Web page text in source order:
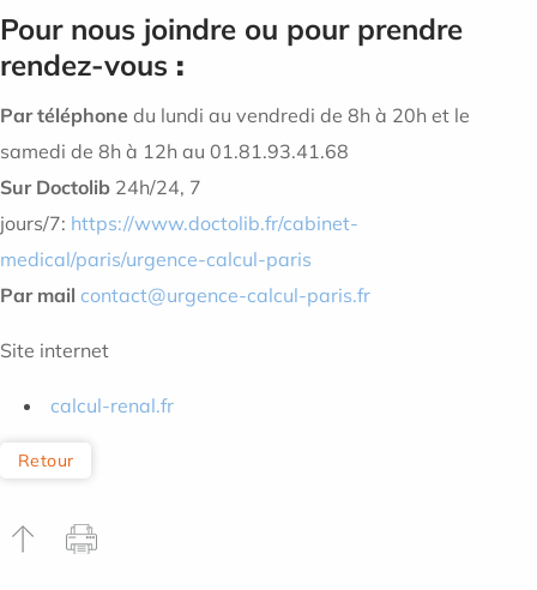
Pour nous joindre ou pour prendre
rendez-vous :
Par téléphone du lundi au vendredi de 8h à 20h et le
samedi de 8h à 12h au 01.81.93.41.68
Sur Doctolib 24h/24, 7
jours/7: https://www.doctolib.fr/cabinet-
medical/paris/urgence-calcul-paris
Par mail contact@urgence-calcul-paris.fr
Site internet
calcul-renal.fr
Retour